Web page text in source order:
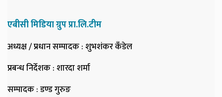
एबीसी मिडिया ग्रुप प्रा.लि.टीम
अध्यक्ष / प्रधान सम्पादक: शुभशंकर कँडेल
प्रबन्ध निर्देशक: शारदा शर्मा
सम्पादक: डण्ड गुरुङ